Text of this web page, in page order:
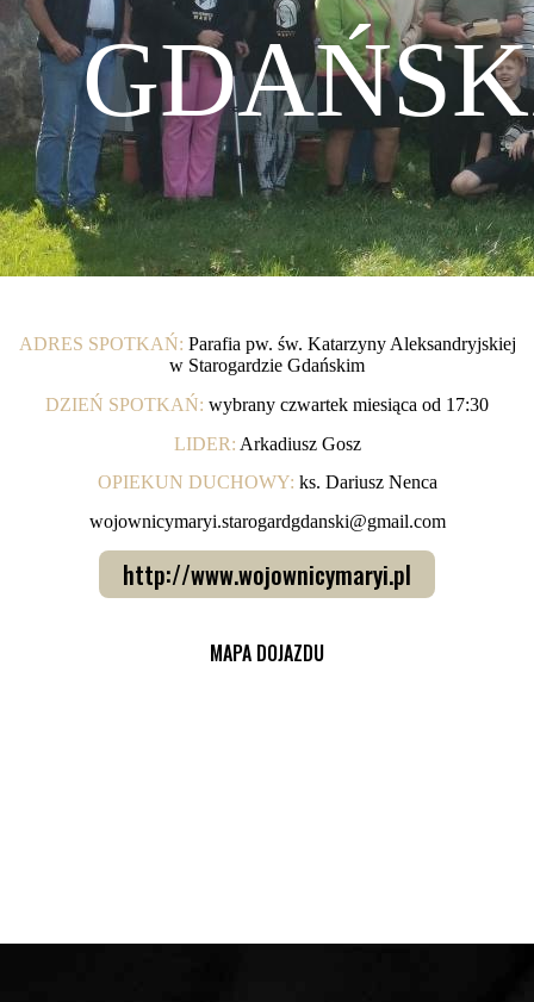
ADRES SPOTKAŃ: Parafia pw. św. Katarzyny Aleksandryjskiej
w Starogardzie Gdańskim
DZIEŃ SPOTKAŃ: wybrany czwartek miesiąca od 17:30
LIDER: Arkadiusz Gosz
OPIEKUN DUCHOWY: ks. Dariusz Nenca
wojownicymaryi.starogardgdanski@gmail.com
http://www.wojownicymaryi.pl
MAPA DOJAZDU